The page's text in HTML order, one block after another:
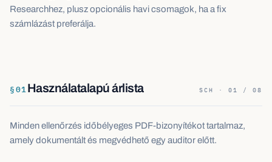
Researchhez, plusz opcionális havi csomagok, ha a fix
számlázást preferálja.
§01Használatalapú árlista SCH · 01 / 08
Minden ellenőrzés időbélyeges PDF-bizonyítékot tartalmaz,
amely dokumentált és megvédhető egy auditor előtt.